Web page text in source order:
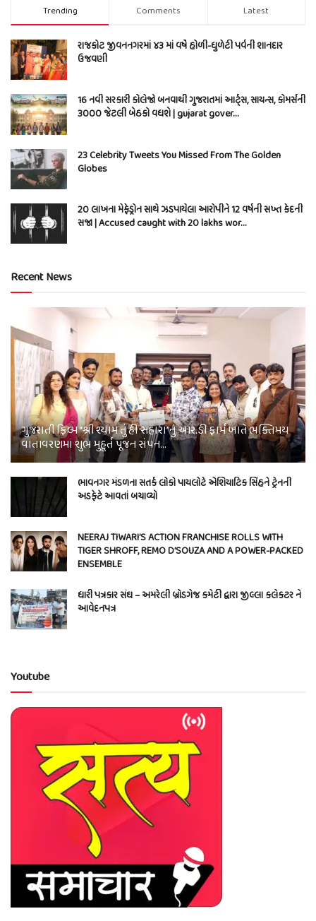
Trending Comments Latest
રાજકોટ જીવનનગરમાં ૪૩ માં વર્ષે હોળી-ધુળેટી પર્વની શાનદાર
ઉજવણી
16 નવી સરકારી કોલેજો બનવાથી ગુજરાતમાં આર્ટ્સ, સાયન્સ, કોમર્સની
3000 જેટલી બેઠકો વધશે | gujarat gover…
23 Celebrity Tweets You Missed From The Golden
Globes
20 લાખના મેફેડ્રોન સાથે ઝડપાયેલા આરોપીને 12 વર્ષની સખ્ત કેદની
સજા | Accused caught with 20 lakhs wor…
Recent News
ગુજરાતી ફિલ્મ “શ્રી શ્યામ તું હી સહારા”નું આર.ડી ફાર્મ ખાતે ભક્તિમય
વાતાવરણમાં શુભ મુહૂર્ત પૂજન સંપન…
ભાવનગર મંડળના સતર્ક લોકો પાયલોટે એશિયાટિક સિંહને ટ્રેનની
અડફેટે આવતાં બચાવ્યો
NEERAJ TIWARI’S ACTION FRANCHISE ROLLS WITH
TIGER SHROFF, REMO D’SOUZA AND A POWER-PACKED
ENSEMBLE
ધારી પત્રકાર સંઘ – અમરેલી બ્રોડગેજ કમેટી દ્વારા જીલ્લા કલેકટર ને
આવેદનપત્ર
Youtube